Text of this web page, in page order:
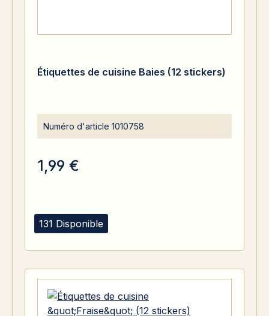
131 Disponible
Étiquettes de cuisine Baies (12 stickers)
Numéro d'article 1010758
1,99 €